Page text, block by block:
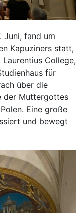
Juni, fand um
Kapuziners statt,
College,
für
über die
der Muttergottes
Eine große
und bewegt